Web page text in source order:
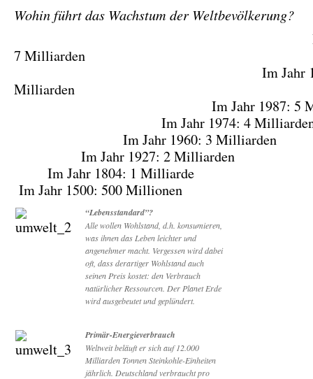
Wohin führt das Wachstum der Weltbevölkerung?
Im Jahr
7 Milliarden
Im Jahr
Milliarden
Im Jahr 1987: 5
Im Jahr 1974: 4
Im Jahr 1960: 3 Milliarden
Im Jahr 1927: 2 Milliarden
Im Jahr 1804: 1 Milliarde
Im Jahr 1500: 500 Millionen
“Lebensstandard”?
Alle wollen Wohlstand, d.h. konsumieren,
was ihnen das Leben leichter und
angenehmer macht. Vergessen wird dabei
oft, dass derartiger Wohlstand auch
seinen Preis kostet: den Verbrauch
natürlicher Ressourcen. Der Planet Erde
wird ausgebeutet und geplündert.
Primär-Energieverbrauch
Weltweit beläuft er sich auf 12.000
Milliarden Tonnen Steinkohle-Einheiten
jährlich. Deutschland verbraucht pro